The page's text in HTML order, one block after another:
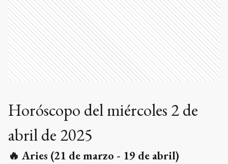
Horóscopo del miércoles 2 de
abril de 2025
🔥 Aries (21 de marzo - 19 de abril)